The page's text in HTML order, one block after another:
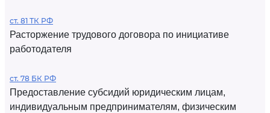
ст. 81 ТК РФ
Расторжение трудового договора по инициативе
работодателя
ст. 78 БК РФ
Предоставление субсидий юридическим лицам,
индивидуальным предпринимателям, физическим